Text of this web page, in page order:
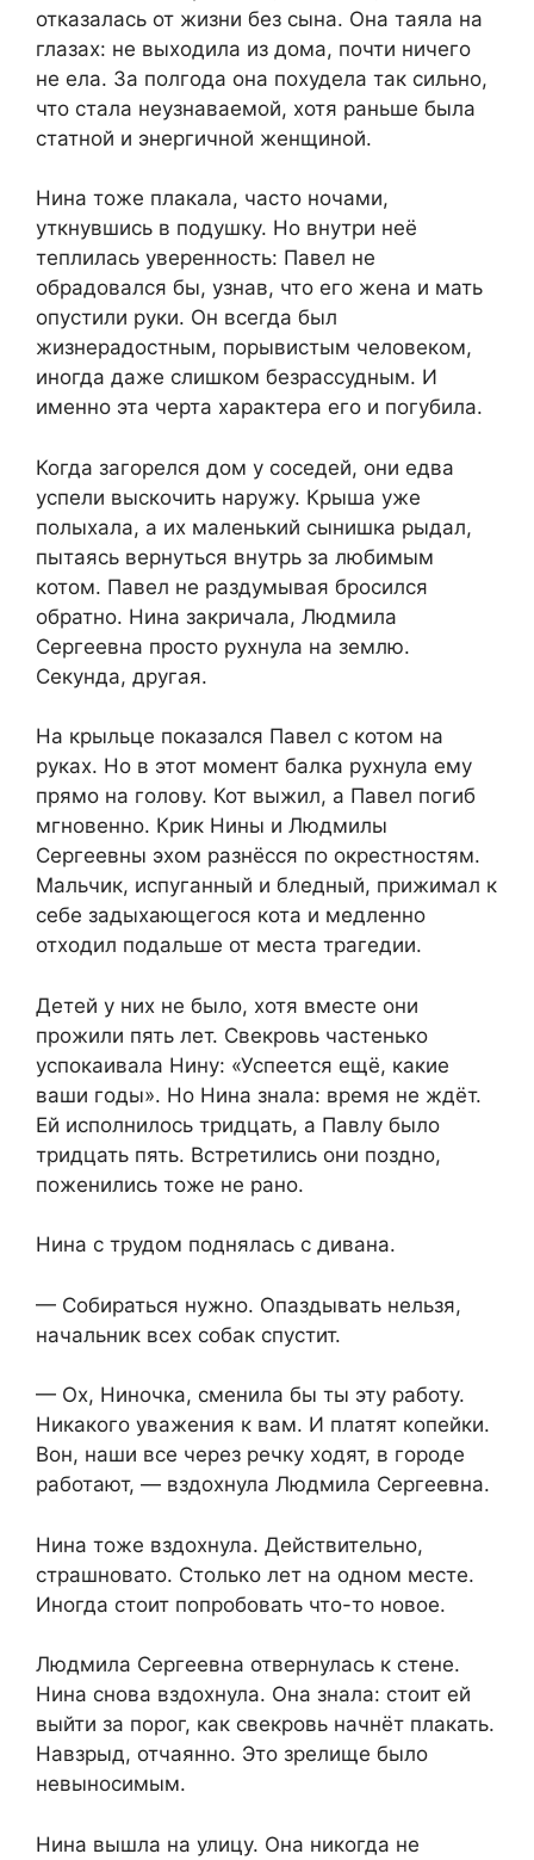
отказалась от жизни без сына. Она таяла на
глазах: не выходила из дома, почти ничего
не ела. За полгода она похудела так сильно,
что стала неузнаваемой, хотя раньше была
статной и энергичной женщиной.
Нина тоже плакала, часто ночами,
уткнувшись в подушку. Но внутри неё
теплилась уверенность: Павел не
обрадовался бы, узнав, что его жена и мать
опустили руки. Он всегда был
жизнерадостным, порывистым человеком,
иногда даже слишком безрассудным. И
именно эта черта характера его и погубила.
Когда загорелся дом у соседей, они едва
успели выскочить наружу. Крыша уже
полыхала, а их маленький сынишка рыдал,
пытаясь вернуться внутрь за любимым
котом. Павел не раздумывая бросился
обратно. Нина закричала, Людмила
Сергеевна просто рухнула на землю.
Секунда, другая.
На крыльце показался Павел с котом на
руках. Но в этот момент балка рухнула ему
прямо на голову. Кот выжил, а Павел погиб
мгновенно. Крик Нины и Людмилы
Сергеевны эхом разнёсся по окрестностям.
Мальчик, испуганный и бледный, прижимал к
себе задыхающегося кота и медленно
отходил подальше от места трагедии.
Детей у них не было, хотя вместе они
прожили пять лет. Свекровь частенько
успокаивала Нину: «Успеется ещё, какие
ваши годы». Но Нина знала: время не ждёт.
Ей исполнилось тридцать, а Павлу было
тридцать пять. Встретились они поздно,
поженились тоже не рано.
Нина с трудом поднялась с дивана.
— Собираться нужно. Опаздывать нельзя,
начальник всех собак спустит.
— Ох, Ниночка, сменила бы ты эту работу.
Никакого уважения к вам. И платят копейки.
Вон, наши все через речку ходят, в городе
работают, — вздохнула Людмила Сергеевна.
Нина тоже вздохнула. Действительно,
страшновато. Столько лет на одном месте.
Иногда стоит попробовать что-то новое.
Людмила Сергеевна отвернулась к стене.
Нина снова вздохнула. Она знала: стоит ей
выйти за порог, как свекровь начнёт плакать.
Навзрыд, отчаянно. Это зрелище было
невыносимым.
Нина вышла на улицу. Она никогда не